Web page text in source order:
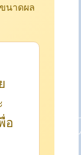
นาดผล
อ